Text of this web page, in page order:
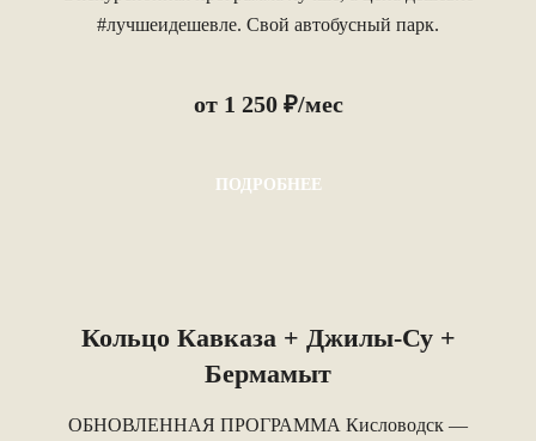
#лучшеидешевле. Свой автобусный парк.
от 1 250 ₽/мес
ПОДРОБНЕЕ
Кольцо Кавказа + Джилы-Су +
Бермамыт
ОБНОВЛЕННАЯ ПРОГРАММА Кисловодск —